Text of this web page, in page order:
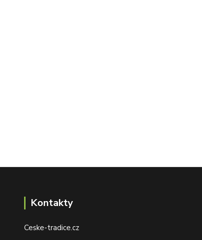
Kontakty
Ceske-tradice.cz